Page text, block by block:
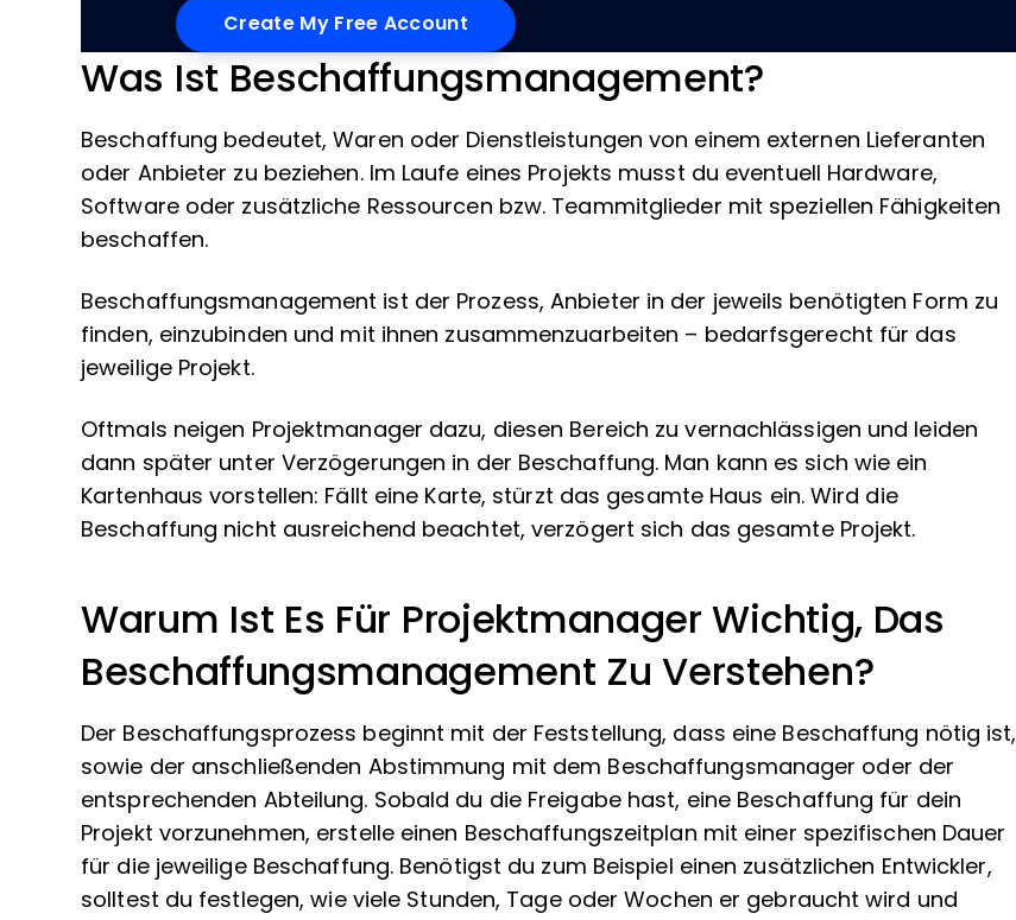
Was Ist Beschaffungsmanagement?
Beschaffung bedeutet, Waren oder Dienstleistungen von einem externen Lieferanten
oder Anbieter zu beziehen. Im Laufe eines Projekts musst du eventuell Hardware,
Software oder zusätzliche Ressourcen bzw. Teammitglieder mit speziellen Fähigkeiten
beschaffen.
Beschaffungsmanagement ist der Prozess, Anbieter in der jeweils benötigten Form zu
finden, einzubinden und mit ihnen zusammenzuarbeiten – bedarfsgerecht für das
jeweilige Projekt.
Oftmals neigen Projektmanager dazu, diesen Bereich zu vernachlässigen und leiden
dann später unter Verzögerungen in der Beschaffung. Man kann es sich wie ein
Kartenhaus vorstellen: Fällt eine Karte, stürzt das gesamte Haus ein. Wird die
Beschaffung nicht ausreichend beachtet, verzögert sich das gesamte Projekt.
Warum Ist Es Für Projektmanager Wichtig, Das
Beschaffungsmanagement Zu Verstehen?
Der Beschaffungsprozess beginnt mit der Feststellung, dass eine Beschaffung nötig ist,
sowie der anschließenden Abstimmung mit dem Beschaffungsmanager oder der
entsprechenden Abteilung. Sobald du die Freigabe hast, eine Beschaffung für dein
Projekt vorzunehmen, erstelle einen Beschaffungszeitplan mit einer spezifischen Dauer
für die jeweilige Beschaffung. Benötigst du zum Beispiel einen zusätzlichen Entwickler,
solltest du festlegen, wie viele Stunden, Tage oder Wochen er gebraucht wird und